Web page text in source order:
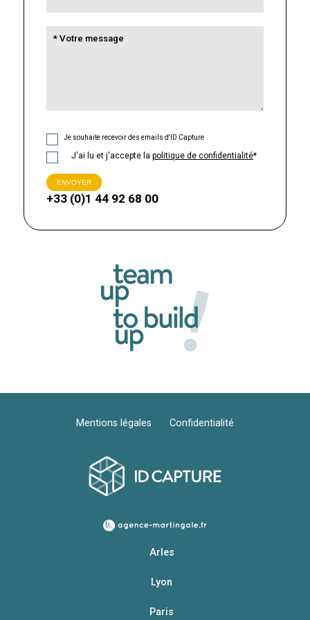
Je souhaite recevoir des emails d'ID Capture
J'ai lu et j'accepte la politique de confidentialité*
+33 (0)1 44 92 68 00
Mentions légales Confidentialité
Arles
Lyon
Paris